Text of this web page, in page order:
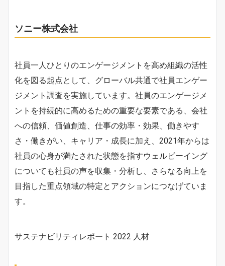
ソニー株式会社
社員一人ひとりのエンゲージメントを高め組織の活性
化を図る起点として、グローバル共通で社員エンゲー
ジメント調査を実施しています。社員のエンゲージメ
ントを持続的に高めるための重要な要素である、会社
への信頼、価値創造、仕事の効率・効果、働きやす
さ・働きがい、キャリア・成長に加え、2021年からは
社員の心身が満たされた状態を指すウェルビーイング
についても社員の声を収集・分析し、さらなる向上を
目指した重点領域の特定とアクションにつなげていま
す。
サステナビリティレポート 2022 人材